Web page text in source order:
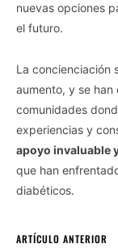
nuevas opciones
el futuro.
La concienciación
aumento, y se
comunidades
experiencias y
apoyo invaluable
que han
diabéticos.
ARTÍCULO ANTERIOR